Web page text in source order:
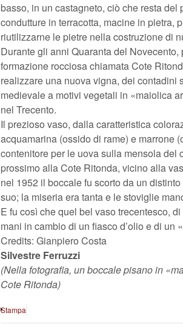
basso, in un castagneto, ciò che resta
condutture in terracotta, macine in pietra,
riutilizzarne le pietre nella costruzione di
Durante gli anni Quaranta del
formazione rocciosa chiamata Cote
realizzare una nuova vigna, dei
medievale a motivi vegetali in «maiolica
nel Trecento.
Il prezioso vaso, dalla caratteristica
acquamarina (ossido di rame) e marrone
contenitore per le uova sulla mensola del
prossimo alla Cote Ritonda, vicino alla
nel 1952 il boccale fu scorto da un
suo; la miseria era tanta e le stoviglie
E fu così che quel bel vaso trecentesco,
mani in cambio di un fiasco d’olio e di un
Credits: Gianpiero Costa
Silvestre Ferruzzi
(Nella fotografia, un boccale pisano in
Cote Ritonda)
Stampa